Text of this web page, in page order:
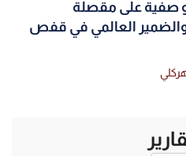
صفية على مقصلة
العالمي في قفص